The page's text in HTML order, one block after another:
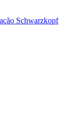
Schwarzkopf